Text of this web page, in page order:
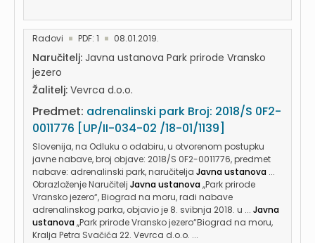
Radovi PDF: 1 08.01.2019.
Naručitelj: Javna ustanova Park prirode Vransko
jezero
Žalitelj: Vevrca d.o.o.
Predmet: adrenalinski park Broj: 2018/S 0F2-
0011776 [UP/II-034-02 /18-01/1139]
Slovenija, na Odluku o odabiru, u otvorenom postupku
javne nabave, broj objave: 2018/S 0F2-0011776, predmet
nabave: adrenalinski park, naručitelja Javna ustanova ...
Obrazloženje Naručitelj Javna ustanova,,Park prirode
Vransko jezero“, Biograd na moru, radi nabave
adrenalinskog parka, objavio je 8. svibnja 2018. u ... Javna
ustanova,,Park prirode Vransko jezero“Biograd na moru,
Kralja Petra Svačića 22. Vevrca d.o.o. ...